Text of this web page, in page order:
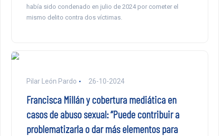
había sido condenado en julio de 2024 por cometer el
mismo delito contra dos víctimas.
Pilar León Pardo 26-10-2024
Francisca Millán y cobertura mediática en
casos de abuso sexual: “Puede contribuir a
problematizarla o dar más elementos para